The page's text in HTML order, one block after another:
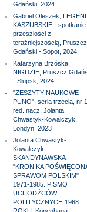
Gdański, 2024
Gabriel Oleszek,
KASZUBSKIE - spotkanie
przeszłości z
teraźniejszością, Pruszcz
Gdański - Sopot, 2024
Katarzyna Brzóska,
NIGDZIE, Pruszcz
- Słupsk, 2024
"ZESZYTY NAUKOWE
PUNO", seria trzecia, nr
red. nacz. Jolanta
Chwastyk-Kowalczyk,
Londyn, 2023
Jolanta Chwastyk-
Kowalczyk,
SKANDYNAWSKA
"KRONIKA
SPRAWOM POLSKIM"
1971-1985. PISMO
UCHODŹCÓW
POLITYCZNYCH 1968